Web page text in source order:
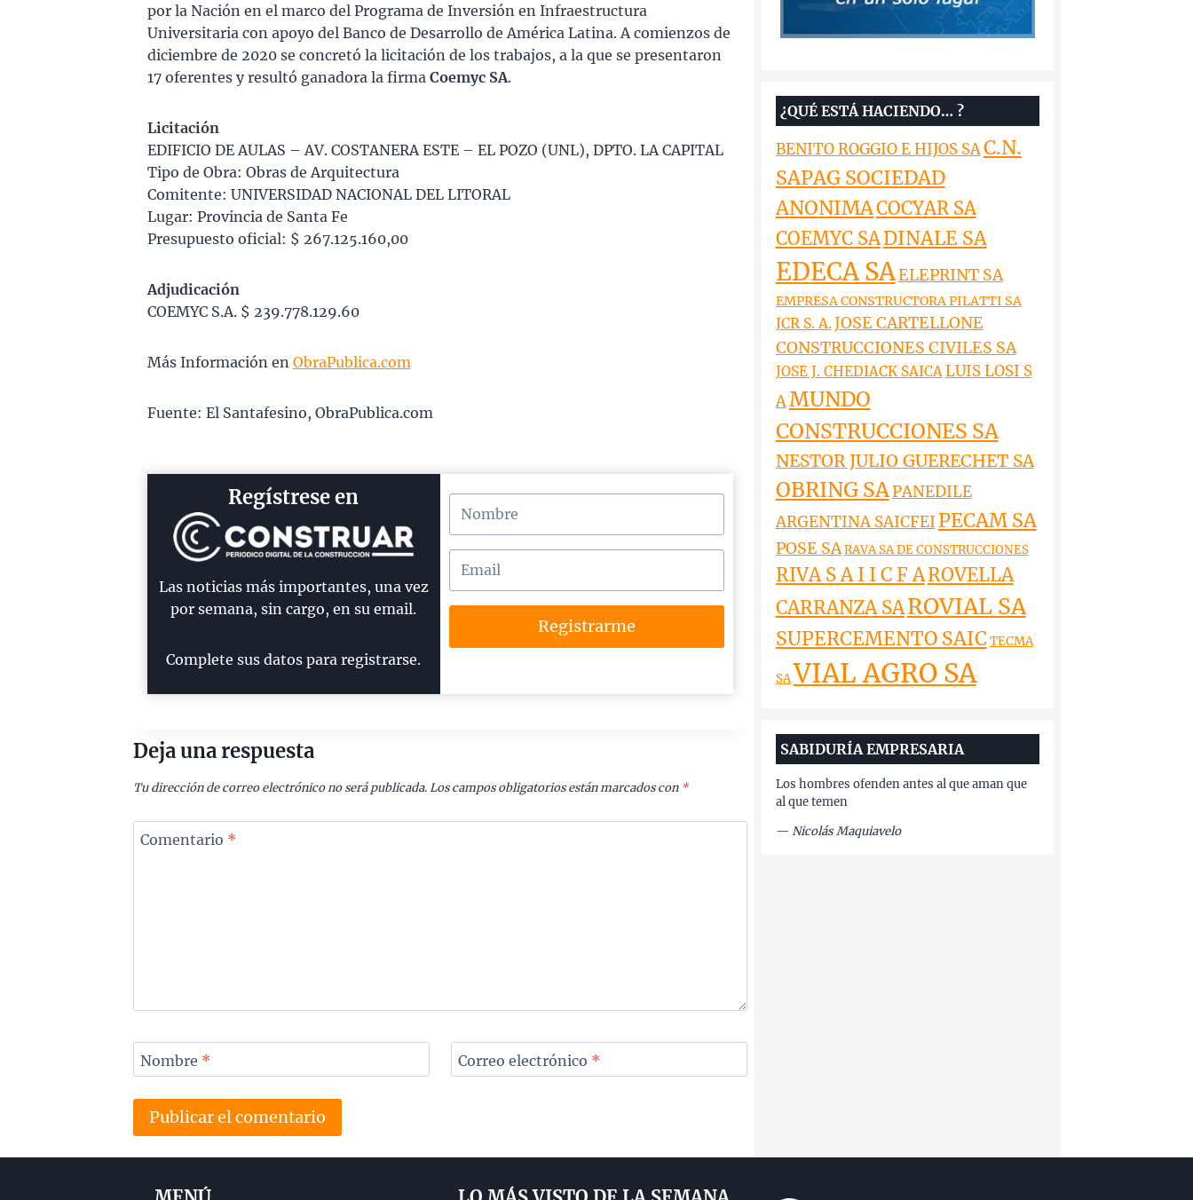
por la Nación en el marco del Programa de Inversión en Infraestructura
Universitaria con apoyo del Banco de Desarrollo de América Latina. A comienzos de
diciembre de 2020 se concretó la licitación de los trabajos, a la que se presentaron
17 oferentes y resultó ganadora la firma Coemyc SA.
Licitación
EDIFICIO DE AULAS – AV. COSTANERA ESTE – EL POZO (UNL), DPTO. LA CAPITAL
Tipo de Obra: Obras de Arquitectura
Comitente: UNIVERSIDAD NACIONAL DEL LITORAL
Lugar: Provincia de Santa Fe
Presupuesto oficial: $ 267.125.160,00
Adjudicación
COEMYC S.A. $ 239.778.129.60
Más Información en ObraPublica.com
Fuente: El Santafesino, ObraPublica.com
Regístrese en
Las noticias más importantes, una vez
por semana, sin cargo, en su email.
Complete sus datos para registrarse.
Registrarme
Deja una respuesta
Tu dirección de correo electrónico no será publicada. Los campos obligatorios están marcados con *
Comentario *
Nombre * Correo electrónico *
¿QUÉ ESTÁ HACIENDO… ?
BENITO ROGGIO E HIJOS SAC.N.
SAPAG SOCIEDAD
ANONIMACOCYAR SA
COEMYC SADINALE SA
EDECA SAELEPRINT SA
EMPRESA CONSTRUCTORA PILATTI SA
JCR S. A.JOSE CARTELLONE
CONSTRUCCIONES CIVILES SA
JOSE J. CHEDIACK SAICALUIS LOSI S
AMUNDO
CONSTRUCCIONES SA
NESTOR JULIO GUERECHET SA
OBRING SAPANEDILE
ARGENTINA SAICFEI PECAM SA
POSE SARAVA SA DE CONSTRUCCIONES
RIVA S A I I C F AROVELLA
CARRANZA SAROVIAL SA
SUPERCEMENTO SAIC TECMA
SAVIAL AGRO SA
SABIDURÍA EMPRESARIA
Los hombres ofenden antes al que aman que
al que temen
— Nicolás Maquiavelo